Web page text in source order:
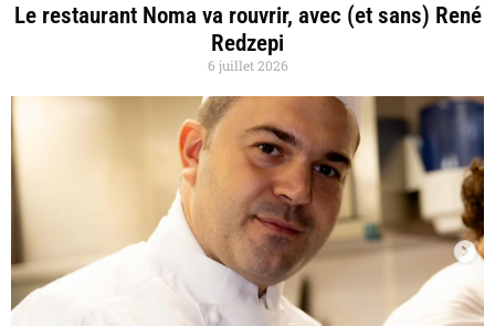
Le restaurant Noma va rouvrir, avec (et sans) René
Redzepi
6 juillet 2026